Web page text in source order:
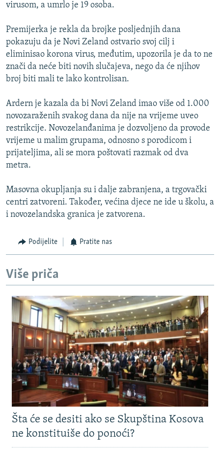
virusom, a umrlo je 19 osoba.
Premijerka je rekla da brojke posljednjih dana
pokazuju da je Novi Zeland ostvario svoj cilj i
eliminisao korona virus, međutim, upozorila je da to ne
znači da neće biti novih slučajeva, nego da će njihov
broj biti mali te lako kontrolisan.
Ardern je kazala da bi Novi Zeland imao više od 1.000
novozaraženih svakog dana da nije na vrijeme uveo
restrikcije. Novozelanđanima je dozvoljeno da provode
vrijeme u malim grupama, odnosno s porodicom i
prijateljima, ali se mora poštovati razmak od dva
metra.
Masovna okupljanja su i dalje zabranjena, a trgovački
centri zatvoreni. Također, većina djece ne ide u školu, a
i novozelandska granica je zatvorena.
Podijelite Pratite nas
Više priča
Šta će se desiti ako se Skupština Kosova
ne konstituiše do ponoći?